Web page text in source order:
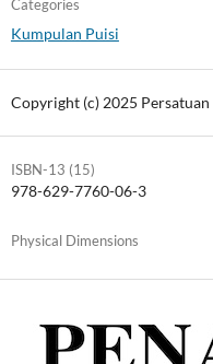
Categories
Kumpulan Puisi
Copyright (c) 2025
ISBN-13 (15)
978-629-7760-06-3
Physical Dimensions